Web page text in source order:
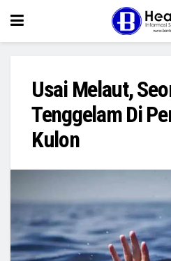
Usai Melaut,
Tenggelam Di
Kulon